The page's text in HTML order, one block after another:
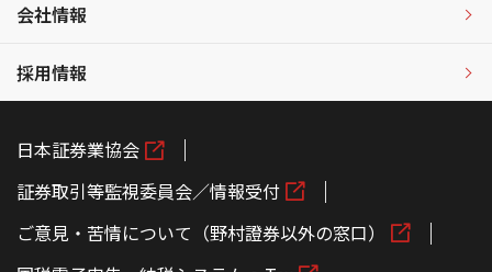
会社情報
採用情報
日本証券業協会
証券取引等監視委員会／情報受付
ご意見・苦情について（野村證券以外の窓口）